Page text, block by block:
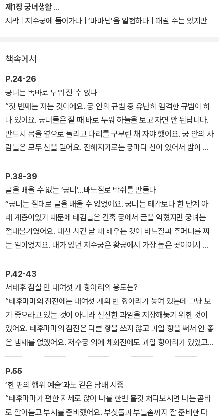
을 토해내고 있다. 그것은 곧 화려함의 극치이며, 인간이 인간을 떠받
드는 조심스러움의 극치이고, 궁정의 잔인한 음모와 정치의 극치이
또한 이 책은 서양의 침략으로 베이징이 함락 위기에 처하자 서태후
와 광서제가 시안으로 급히 피난했던 지난한 과정을 무엇보다 생생히
증언하고 있는 놀랍고도 진귀한 역사 사료이기도 하다. '걸작논픽션'
2권.
제1장 궁녀생활
서막 | 저수궁에 들어가다 | ‘마마님’을 알현하다 | 때릴 수는 있지만
책속에서
P.24-26
궁녀는 똑바로 누워 잘 수 없다
“첫 번째는 자는 것이에요. 궁 안의 규범 중 유난히 엄격한 규범이 하
나 있어요. 궁녀들은 잘 때 바로 누워 하늘을 보고 자면 안 된답니다.
반드시 몸을 옆으로 돌리고 다리를 구부린 채 자야 했어요. 궁 안의 사
람들은 모두 신을 믿어요. 전해지기로는 궁마다 신이 있어서 밤이 되
면 궁 밖으로 나와 그 궁을 지킨다고 해요. 태후마마와 황상[재위 중
인 황제], 황후마마를 보호하는 것이지요. 그래서 궁녀들은 밤에도 아
무렇게나 잘 수 없었어요. 신이 보는데 사지를 벌리고 팔자 모양으로
누워 있으면 얼마나 보기 싫겠어요! 그랬다가 만약 신의 심기를 거스
르기라도 하면 그 죄가 결코 가볍지 않겠지요. 자는 것 때문에 얼마나
매를 맞았는지 몰라요. 그때 습관 때문에 지금까지도 몸을 옆으로 돌
리고 잠을 자요. 얼마나 맞았으면 그러겠어요.”
P.38-39
글을 배울 수 없는 ‘궁녀’…바느질로 박쥐를 만들다
“궁녀는 절대로 글을 배울 수 없었어요. 궁녀는 태감보다 한 단계 아
래 계층이었기 때문에 태감들은 간혹 궁에서 글을 익혔지만 궁녀는
절대불가였어요. 대신 시간 날 때 배우는 것이 바느질과 주머니를 짜
는 일이었지요. 내가 있던 저수궁은 황궁에서 가장 높은 곳이어서 써
야할 은이 떨어지는 일은 없었지만 동궁과 자령궁慈寧宮에는 때때
로 은이 충분히 지급되지 않았다고 해요. 그래서 궁녀들은 용돈 벌이
를 위해서라도 바느질을 악착같이 연습했지요. 어떤 때는 태후마마를
즐겁게 해드리기 위해 큰 박쥐를 만들기도 했어요. 각양각색의 실을
들고 와서 실의 한쪽 끝은 긴 바늘로 방석 위에 고정시키고, 다른 한쪽
끝은 이로 중심선을 단단히 물어 팽팽하게 잡아당긴 뒤 열 손가락을
빠르게 움직이면 금세 큰 박쥐 한 마리가 완성됐어요. 저수궁 문밖, 장
춘궁 가는 길에 있는 살아 있는 박쥐와 똑같았지요. 그러고는 태후마
마가 보시고 한번 웃어주시길 바랐어요.
P.42-43
서태후 침실 안 대여섯 개 항아리의 용도는?
“태후마마의 침전에는 대여섯 개의 빈 항아리가 놓여 있는데 그냥 보
기 좋으라고 있는 것이 아니라 신선한 과일을 저장해놓기 위한 것이
었어요. 태후마마의 침전은 다른 향을 쓰지 않고 과일 향을 써서 안 좋
은 냄새를 없앴어요. 저수궁 외에 체화전에도 과일 항아리가 있었고
요. 이 과일들은 대부분 불수감나무 열매나 시트론[귤 등과 같은 장
과], 모과같이 남쪽 지방에서 나는 과일들이었어요. 매월 둘째 날과
열여섯째 날이 되면 항아리에 든 과일을 꺼내고 다시 신선한 과일을
채워 넣었지요. 꺼낸 과일들은 우리가 가져가도 되었답니다. 이것은
태후마마와 황후마마만 내릴 수 있는 규정이어서 이 두 궁에 있는 궁
P.55
‘한 편의 행위 예술’과도 같은 담배 시중
“태후마마가 편한 자세로 앉아 나를 한번 흘깃 쳐다보시면 나는 곧바
로 알아듣고 부시를 준비했어요. 부싯돌과 부들솜까지 잘 준비한 다